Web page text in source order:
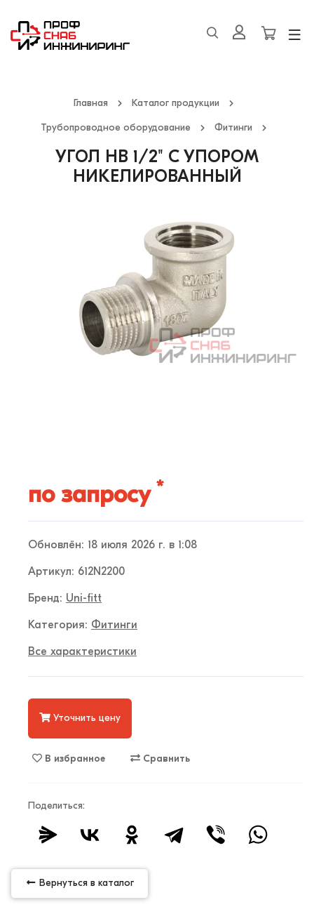
Главная Каталог продукции
Трубопроводное оборудование Фитинги
УГОЛ НВ 1/2" С УПОРОМ
НИКЕЛИРОВАННЫЙ
по запросу *
Обновлён: 18 июля 2026 г. в 1:08
Артикул: 612N2200
Бренд: Uni-fitt
Категория: Фитинги
Все характеристики
Уточнить цену
В избранное Сравнить
Поделиться:
Вернуться в каталог